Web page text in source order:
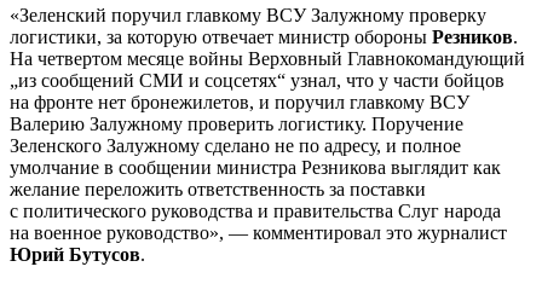
«Зеленский поручил главкому ВСУ Залужному проверку
логистики, за которую отвечает министр обороны Резников.
На четвертом месяце войны Верховный Главнокомандующий
„из сообщений СМИ и соцсетях“ узнал, что у части бойцов
на фронте нет бронежилетов, и поручил главкому ВСУ
Валерию Залужному проверить логистику. Поручение
Зеленского Залужному сделано не по адресу, и полное
умолчание в сообщении министра Резникова выглядит как
желание переложить ответственность за поставки
с политического руководства и правительства Слуг народа
на военное руководство», — комментировал это журналист
Юрий Бутусов.